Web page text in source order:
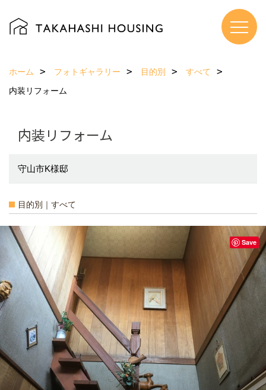
ホーム フォトギャラリー 目的別
すべて
内装リフォーム
内装リフォーム
守山市K様邸
目的別｜すべて
Save